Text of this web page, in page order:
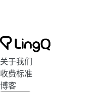
关于我们
收费标准
博客